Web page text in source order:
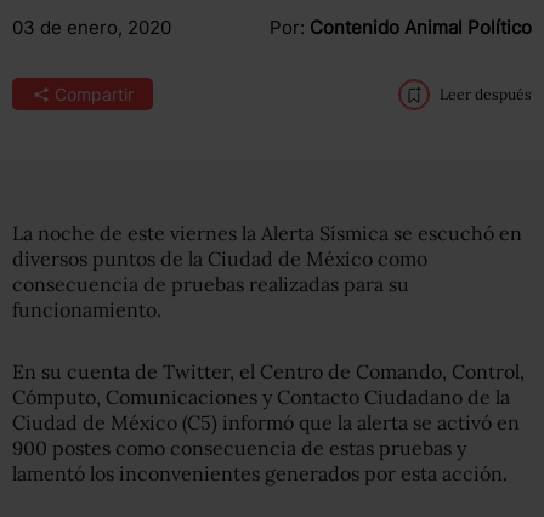
03 de enero, 2020 Por: Contenido Animal Político
Compartir Leer después
La noche de este viernes la Alerta Sísmica se escuchó en
diversos puntos de la Ciudad de México como
consecuencia de pruebas realizadas para su
funcionamiento.
En su cuenta de Twitter, el Centro de Comando, Control,
Cómputo, Comunicaciones y Contacto Ciudadano de la
Ciudad de México (C5) informó que la alerta se activó en
900 postes como consecuencia de estas pruebas y
lamentó los inconvenientes generados por esta acción.